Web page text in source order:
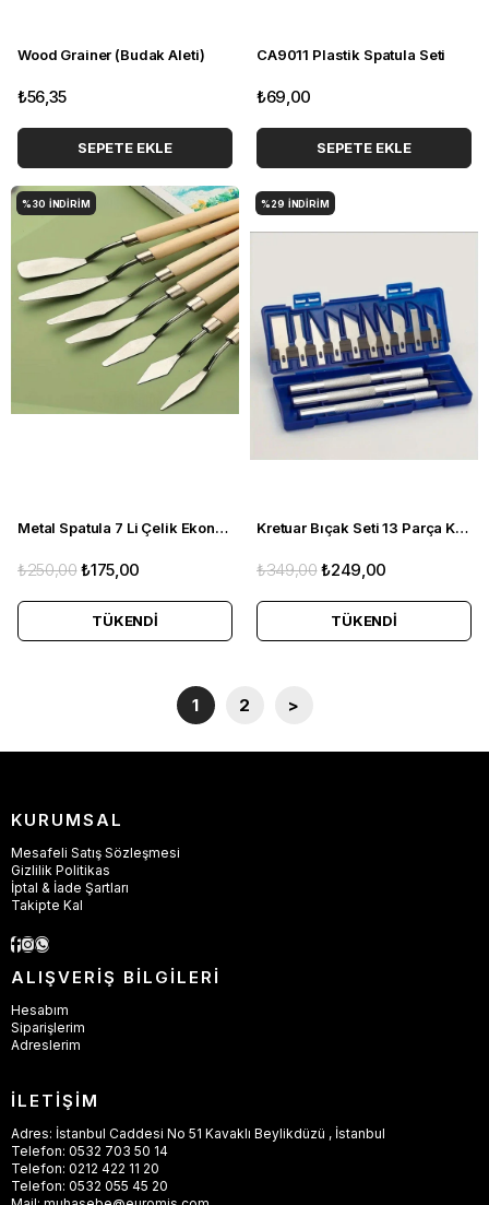
Wood Grainer (Budak Aleti)
₺56,35
SEPETE EKLE
CA9011 Plastik Spatula Seti
₺69,00
SEPETE EKLE
Metal Spatula 7 Li Çelik Ekonomik Set
₺175,00
₺250,00
TÜKENDI
%30 İNDIRIM
Kretuar Bıçak Seti 13 Parça Kutulu Oyma Bıçak
₺249,00
₺349,00
TÜKENDI
%29 İNDIRIM
1 2 >
KURUMSAL
Mesafeli Satış Sözleşmesi
Gizlilik Politikas
İptal & İade Şartları
Takipte Kal
ALIŞVERİŞ BİLGİLERİ
Hesabım
Siparişlerim
Adreslerim
İLETİŞİM
Adres: İstanbul Caddesi No 51 Kavaklı Beylikdüzü , İstanbul
Telefon: 0532 703 50 14
Telefon: 0212 422 11 20
Telefon: 0532 055 45 20